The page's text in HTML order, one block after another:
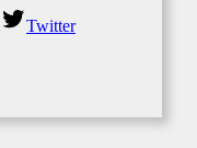
Twitter